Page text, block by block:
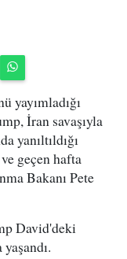
yayımladığı
İran savaşıyla
yanıltıldığı
geçen hafta
Bakanı Pete
David'deki